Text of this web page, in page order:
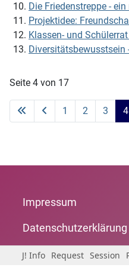
Die Friedenstreppe -
Projektidee:
Klassen- und
Diversitätsbewusstsein
Seite 4 von 17
1 2 3 4
Impressum
Datenschutzerklärung
J! Info Request Session